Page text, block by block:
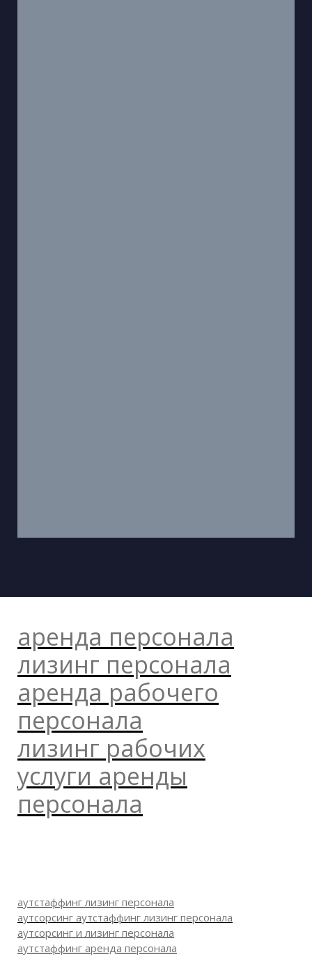
аренда персонала
лизинг персонала
аренда рабочего
персонала
лизинг рабочих
услуги аренды
персонала
аутстаффинг лизинг персонала
аутсорсинг аутстаффинг лизинг персонала
аутсорсинг и лизинг персонала
аутстаффинг аренда персонала